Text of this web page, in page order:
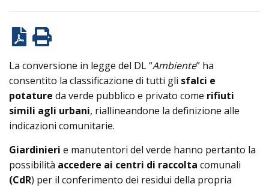
La conversione in legge del DL “Ambiente” ha
consentito la classificazione di tutti gli sfalci e
potature da verde pubblico e privato come rifiuti
simili agli urbani, riallineandone la definizione alle
indicazioni comunitarie.
Giardinieri e manutentori del verde hanno pertanto la
possibilità accedere ai centri di raccolta comunali
(CdR) per il conferimento dei residui della propria